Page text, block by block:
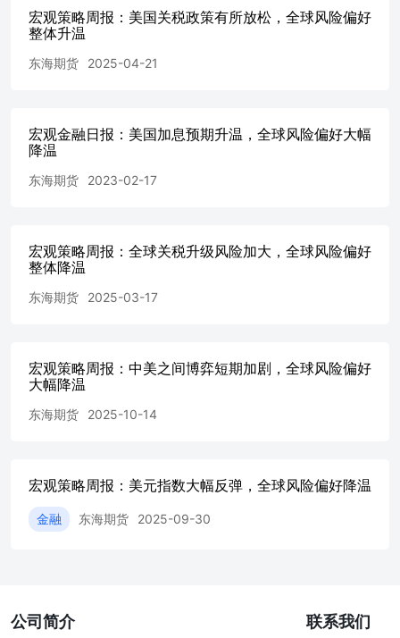
税；计划对半导体，制药和潜在的关键矿物征收其他行业关
税，这些不在新关税的覆盖范围之内；将回应其他国家的报
合美墨加协定的商品的豁免将继续。 5、4月2日，美国3月
业市场仍保持活力。 6、4月2日，美国2月工厂订单环比升
用品订单终值环比升1%，较初值0.9%小幅上修。 7、4月3
储今年降息四次、每次25基点的概率已飙升至50%。首次降
息的时间点也被提前至6月，此前市场预计美联储要到7月份
才会行动。同时，市场押注欧洲央行和英国央行今年各自还
有三次降息空间。 8、4月3日，自残式关税血洗美股。由于
最大单日跌幅纪录。道指跌3.98%报40545.93点，标普500指
数跌4.84%报5396.52点，纳指跌5.97%报16550.61点。其
纳指创2020年3月以来最大单日跌幅。耐克跌超14%，波音
税的权力，并要求国会在60天内批准新的征税。否则，所有
新的进口关税都将失效。 10、4月3日，美国3月ISM服务业
PMI从前一个月的53.5下降至50.8，虽然仍处于扩张区间，
但已创下自去年6月以来的最低水平。经济学家警告称，贸
高点。 12、4月4日，美联储主席鲍威尔表示，美联储对美
宏观策略周报：美国关税政策有所放松，全球风险偏好
整体升温
东海期货 2025-04-21
宏观金融日报：美国加息预期升温，全球风险偏好大幅
降温
东海期货 2023-02-17
宏观策略周报：全球关税升级风险加大，全球风险偏好
整体降温
东海期货 2025-03-17
宏观策略周报：中美之间博弈短期加剧，全球风险偏好
大幅降温
东海期货 2025-10-14
宏观策略周报：美元指数大幅反弹，全球风险偏好降温
金融 东海期货 2025-09-30
公司简介 联系我们